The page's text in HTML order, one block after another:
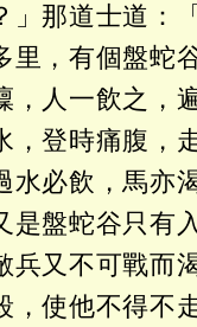
」那道士道：
里，有個盤蛇
人一飲之，
登時痛腹，走
水必飲，馬亦
是盤蛇谷只有
兵又不可戰而
使他不得不走